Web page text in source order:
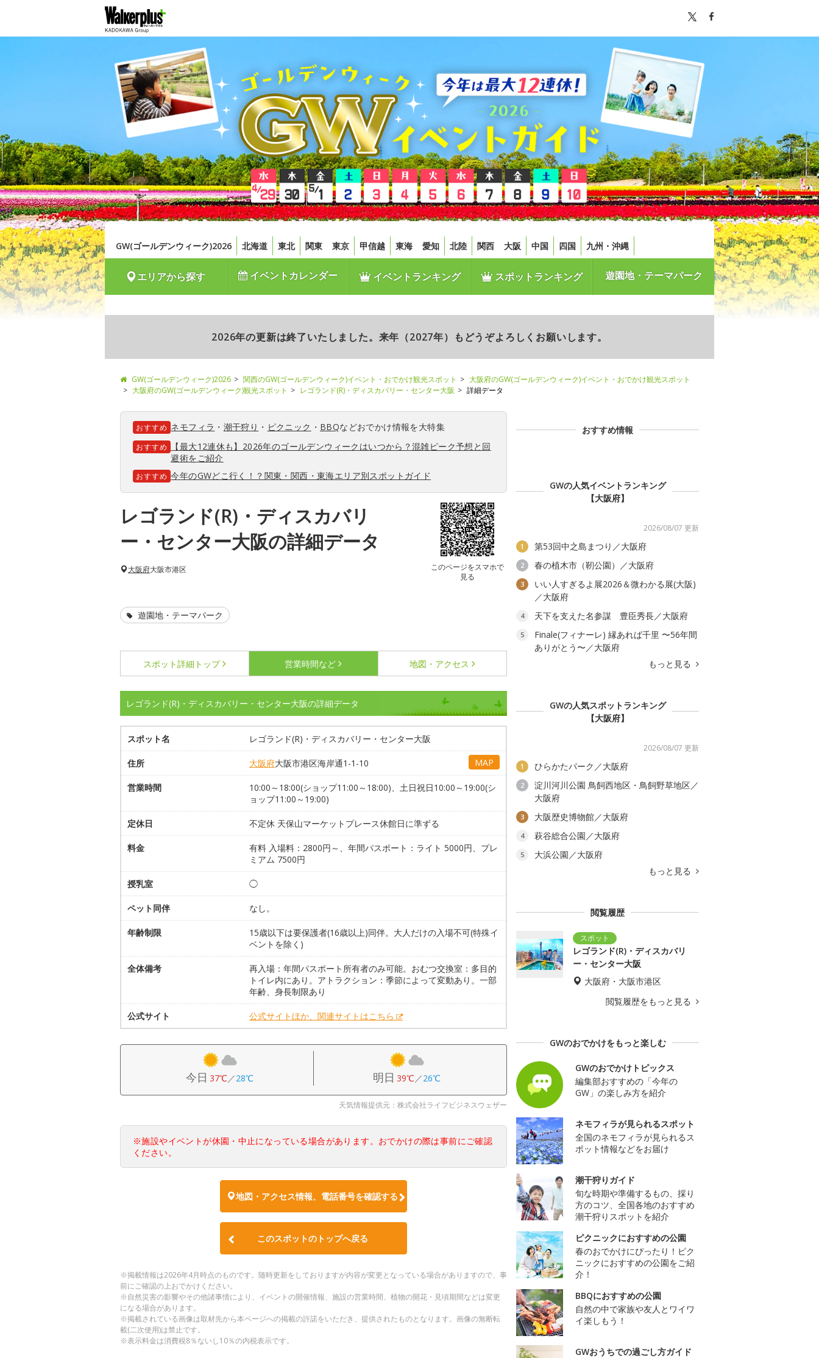
GW(ゴールデンウィーク)2026 北海道 東北 関東 東京 甲信越 東海 愛知 北陸 関西 大阪 中国 四国 九州・沖縄
エリアから探す イベントカレンダー イベントランキング スポットランキング 遊園地・テーマパーク
2026年の更新は終了いたしました。来年（2027年）もどうぞよろしくお願いします。
GW(ゴールデンウィーク)2026 関西のGW(ゴールデンウィーク)イベント・おでかけ観光スポット
大阪府のGW(ゴールデンウィーク)イベント・おでかけ観光スポット
大阪府のGW(ゴールデンウィーク)観光スポット
レゴランド(R)・ディスカバリー・センター大阪 詳細データ
おすすめ ネモフィラ ・ 潮干狩り ・ ピクニック ・ BBQなどおでかけ情報を大特集
おすすめ
【最大12連休も】2026年のゴールデンウィークはいつから？混雑ピーク予想と回
避術をご紹介
おすすめ 今年のGWどこ行く！？関東・関西・東海エリア別スポットガイド
レゴランド(R)・ディスカバリ
ー・センター大阪の詳細データ
このページをスマホで
見る
大阪府大阪市港区
遊園地・テーマパーク
スポット詳細 トップ 営業時間など 地図・アクセス
レゴランド(R)・ディスカバリー・センター大阪の詳細データ
スポット名 レゴランド(R)・ディスカバリー・センター大阪
住所 大阪府大阪市港区海岸通1-1-10 MAP
営業時間
10:00～18:00(ショップ11:00～18:00)、土日祝日10:00～19:00(シ
ョップ11:00～19:00)
定休日 不定休 天保山マーケットプレース休館日に準ずる
料金
有料 入場料：2800円～、年間パスポート：ライト 5000円、プレ
ミアム 7500円
授乳室 ◯
ペット同伴 なし。
年齢制限
15歳以下は要保護者(16歳以上)同伴。大人だけの入場不可(特殊イ
ベントを除く)
全体備考
再入場：年間パスポート所有者のみ可能。おむつ交換室：多目的
トイレ内にあり。アトラクション：季節によって変動あり。一部
年齢、身長制限あり
公式サイト 公式サイトほか、関連サイトはこちら
今日 37℃／28℃ 明日 39℃／26℃
天気情報提供元：株式会社ライフビジネスウェザー
※施設やイベントが休園・中止になっている場合があります。おでかけの際は事前にご確認
ください。
地図・アクセス情報、電話番号を確認する
このスポットのトップへ戻る
※掲載情報は2026年4月時点のものです。随時更新をしておりますが内容が変更となっている場合がありますので、事
前にご確認の上おでかけください。
※自然災害の影響やその他諸事情により、イベントの開催情報、施設の営業時間、植物の開花・見頃期間などは変更
になる場合があります。
※掲載されている画像は取材先から本ページへの掲載の許諾をいただき、提供されたものとなります。画像の無断転
載(二次使用)は禁止です。
※表示料金は消費税8％ないし10％の内税表示です。
おすすめ情報
GWの人気イベントランキング
【大阪府】
2026/08/07 更新
1 第53回中之島まつり／大阪府
2 春の植木市（靭公園）／大阪府
3
いい人すぎるよ展2026＆微わかる展(大阪)
／大阪府
4 天下を支えた名参謀 豊臣秀長／大阪府
5
Finale(フィナーレ) 縁あれば千里 〜56年間
ありがとう〜／大阪府
もっと見る
GWの人気スポットランキング
【大阪府】
2026/08/07 更新
1 ひらかたパーク／大阪府
2
淀川河川公園 鳥飼西地区・鳥飼野草地区／
大阪府
3 大阪歴史博物館／大阪府
4 萩谷総合公園／大阪府
5
大浜公園／大阪府
もっと見る
閲覧履歴
レゴランド(R)・ディスカバリ
ー・センター大阪
大阪府・大阪市港区
閲覧履歴をもっと見る
GWのおでかけをもっと楽しむ
GWのおでかけトピックス
編集部おすすめの「今年の
GW」の楽しみ方を紹介
ネモフィラが見られるスポット
全国のネモフィラが見られるス
ポット情報などをお届け
潮干狩りガイド
旬な時期や準備するもの、採り
方のコツ、全国各地のおすすめ
潮干狩りスポットを紹介
ピクニックにおすすめの公園
春のおでかけにぴったり！ピク
ニックにおすすめの公園をご紹
介！
BBQにおすすめの公園
自然の中で家族や友人とワイワ
イ楽しもう！
GWおうちでの過ごし方ガイド